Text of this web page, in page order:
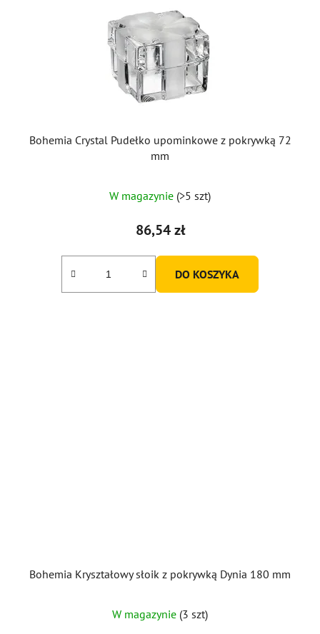
Bohemia Crystal Pudełko upominkowe z pokrywką 72
mm
W magazynie (>5 szt)
86,54 zł
DO KOSZYKA
Bohemia Kryształowy słoik z pokrywką Dynia 180 mm
W magazynie (3 szt)